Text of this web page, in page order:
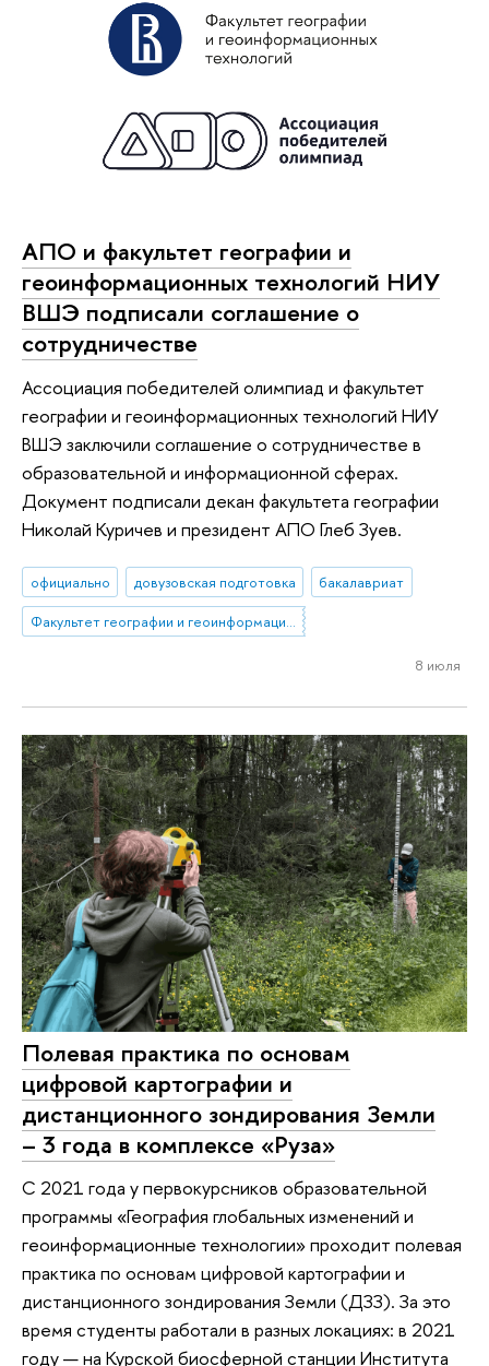
АПО и факультет географии и
геоинформационных технологий НИУ
ВШЭ подписали соглашение о
сотрудничестве
Ассоциация победителей олимпиад и факультет
географии и геоинформационных технологий НИУ
ВШЭ заключили соглашение о сотрудничестве в
образовательной и информационной сферах.
Документ подписали декан факультета географии
Николай Куричев и президент АПО Глеб Зуев.
официально довузовская подготовка
бакалавриат
Факультет географии и геоинформационных технологий
8 июля
Полевая практика по основам
цифровой картографии и
дистанционного зондирования Земли
– 3 года в комплексе «Руза»
С 2021 года у первокурсников образовательной
программы «География глобальных изменений и
геоинформационные технологии» проходит полевая
практика по основам цифровой картографии и
дистанционного зондирования Земли (ДЗЗ). За это
время студенты работали в разных локациях: в 2021
году — на Курской биосферной станции Института